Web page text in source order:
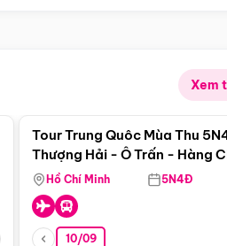
Xem
Điểm
Tour Trung Quôc Mùa Thu
Thượng Hải - Ô Trấn - Hàng
(Tour Không Shopping)
Hồ Chí Minh 5N4Đ
10/09